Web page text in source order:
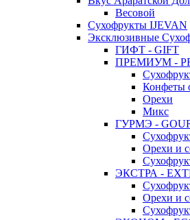
Весовой
Сухофрукты IJEVAN
Эксклюзивные
ГИФТ - GIFT
ПРЕМИУМ -
Конфеты
Орехи
Микс
ГУРМЭ -
Орехи и
ЭКСТРА -
Орехи и